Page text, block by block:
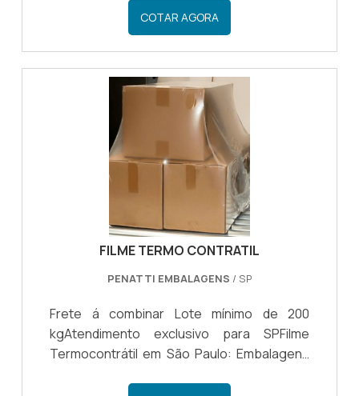
em busca de um produto resistente e
duradouro que pode servir com embalagem
para diversos tipos de materiais.QUAIS OS
BENEFÍCIOS DO SACO PLÁSTICO Por meio
do saco para embalagem a vácuo o
empresário tem a oportunidade de investir
em um produto de qualidade e que poderá
fazer a embalagem de diversos outros
materiais com eficiência e pratici.
COTAR AGORA
FILME TERMO CONTRATIL
PENATTI EMBALAGENS / SP
Frete á combinar Lote mínimo de 200
kgAtendimento exclusivo para SPFilme
Termocontrátil em São Paulo: Embalagens